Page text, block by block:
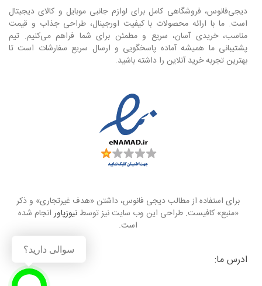
دیجی‌فانوس، فروشگاهی کامل برای لوازم جانبی موبایل و کالای دیجیتال
است. ما با ارائه محصولات با کیفیت اورجینال، طراحی جذاب و قیمت
مناسب، خریدی آسان، سریع و مطمئن برای شما فراهم می‌کنیم. تیم
پشتیبانی ما همیشه آماده پاسخگویی و ارسال سریع سفارشات است تا
بهترین تجربه خرید آنلاین را داشته باشید.
برای استفاده از مطالب دیجی فانوس، داشتن «هدف غیرتجاری» و ذکر
«منبع» کافیست. طراحی این وب سایت نیز توسطنیوزپاورانجام شده
است.
ادرس ما:
سوالی دارید؟